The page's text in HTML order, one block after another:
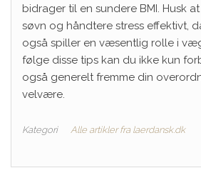
bidrager til en sundere BMI. Husk
søvn og håndtere stress effektivt,
også spiller en væsentlig rolle i
følge disse tips kan du ikke kun
også generelt fremme din
velvære.
Kategori Alle artikler fra laerdansk.dk